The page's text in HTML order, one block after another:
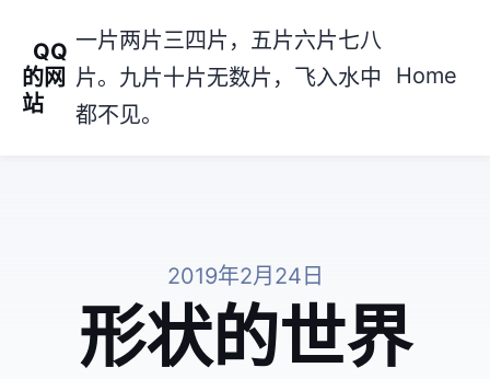
QQ
的网
站
一片两片三四片，五片六片七八
片。九片十片无数片，飞入水中
都不见。
Home
2019年2月24日
形状的世界